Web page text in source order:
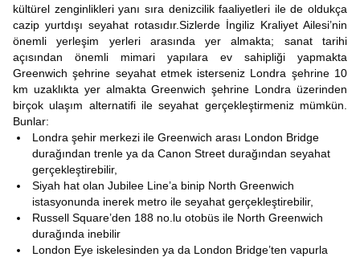
kültürel zenginlikleri yanı sıra denizcilik faaliyetleri ile de oldukça
cazip yurtdışı seyahat rotasıdır.Sizlerde İngiliz Kraliyet Ailesi’nin
önemli yerleşim yerleri arasında yer almakta; sanat tarihi
açısından önemli mimari yapılara ev sahipliği yapmakta
Greenwich şehrine seyahat etmek isterseniz Londra şehrine 10
km uzaklıkta yer almakta Greenwich şehrine Londra üzerinden
birçok ulaşım alternatifi ile seyahat gerçekleştirmeniz mümkün.
Bunlar:
Londra şehir merkezi ile Greenwich arası London Bridge
durağından trenle ya da Canon Street durağından seyahat
gerçekleştirebilir,
Siyah hat olan Jubilee Line’a binip North Greenwich
istasyonunda inerek metro ile seyahat gerçekleştirebilir,
Russell Square’den 188 no.lu otobüs ile North Greenwich
durağında inebilir
London Eye iskelesinden ya da London Bridge’ten vapurla